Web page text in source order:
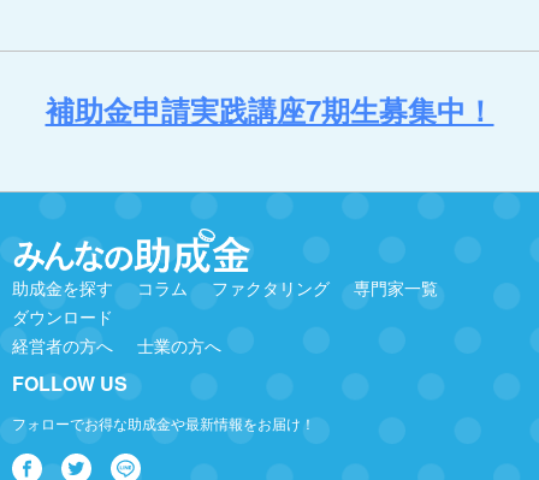
補助金申請実践講座7期生募集中！
助成金を探す コラム ファクタリング
専門家一覧
ダウンロード
経営者の方へ
士業の方へ
FOLLOW US
フォローでお得な助成金や最新情報をお届け！